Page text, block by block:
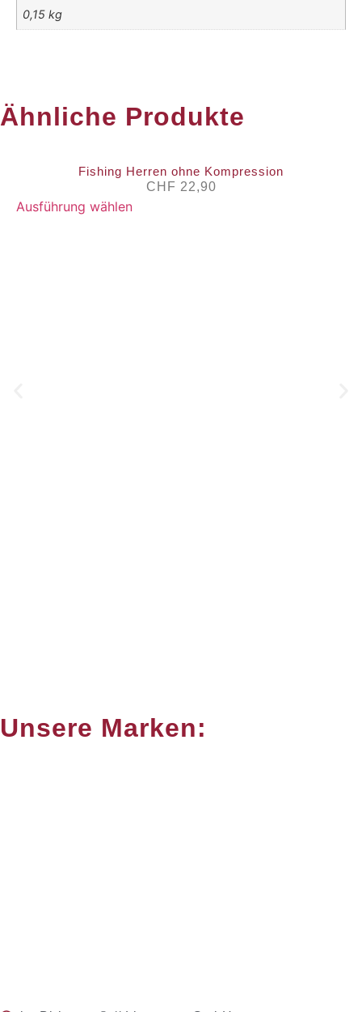
0,15 kg
Ähnliche Produkte
Fishing Herren ohne Kompression
CHF 22,90
Ausführung wählen
Unsere Marken: